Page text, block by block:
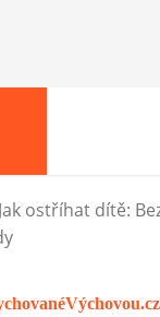
Jak ostříhat dítě: